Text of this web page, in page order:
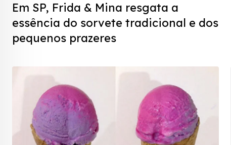
Em SP, Frida & Mina resgata a
essência do sorvete tradicional e dos
pequenos prazeres